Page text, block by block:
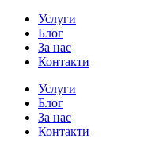
Услуги
Блог
За нас
Контакти
Услуги
Блог
За нас
Контакти